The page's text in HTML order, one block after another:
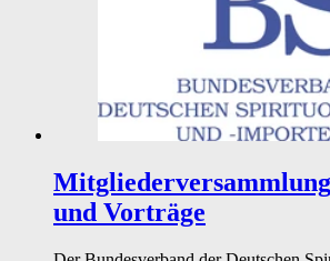
und Vorträge